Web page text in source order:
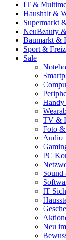
IT &
Haushalt &
Supermarkt
NeuBeauty
Baumarkt &
Sport &
Sale
Handy
TV &
Foto
Audio
PC
IT
Neu